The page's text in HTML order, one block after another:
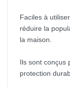
Faciles à
réduire la
la maison.
Ils sont conçus
protection